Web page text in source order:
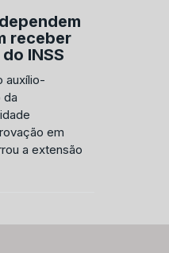
receber
INSS
auxílio-
da
em
a extensão